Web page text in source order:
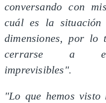
conversando con
cuál es la
dimensiones, por lo
cerrarse a
imprevisibles".
"Lo que hemos